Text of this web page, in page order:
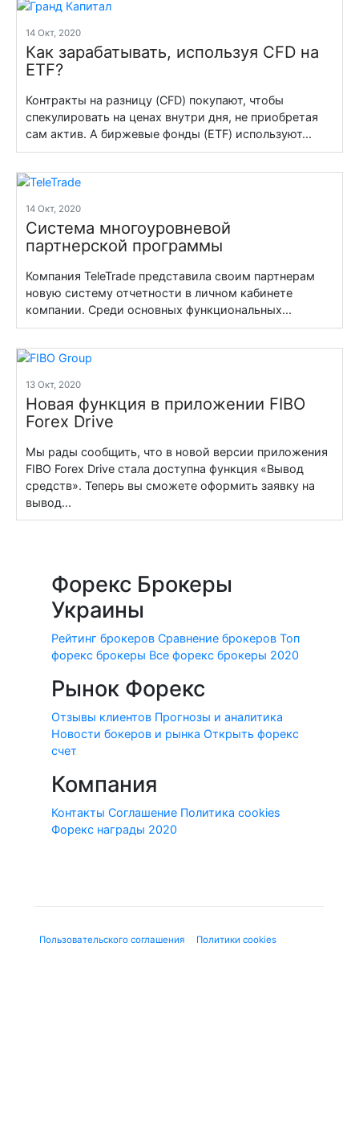
14 Окт, 2020
Как зарабатывать, используя CFD на
ETF?
Контракты на разницу (CFD) покупают, чтобы
спекулировать на ценах внутри дня, не приобретая
сам актив. А биржевые фонды (ETF) используют...
14 Окт, 2020
Система многоуровневой
партнерской программы
Компания TeleTrade представила своим партнерам
новую систему отчетности в личном кабинете
компании. Среди основных функциональных...
13 Окт, 2020
Новая функция в приложении FIBO
Forex Drive
Мы рады сообщить, что в новой версии приложения
FIBO Forex Drive стала доступна функция «Вывод
средств». Теперь вы сможете оформить заявку на
вывод...
Форекс Брокеры
Украины
Рейтинг брокеров Сравнение брокеров Топ
форекс брокеры Все форекс брокеры 2020
Рынок Форекс
Отзывы клиентов Прогнозы и аналитика
Новости бокеров и рынка Открыть форекс
счет
Компания
Контакты Соглашение Политика cookies
Форекс награды 2020
Пользовательского соглашения Политики cookies